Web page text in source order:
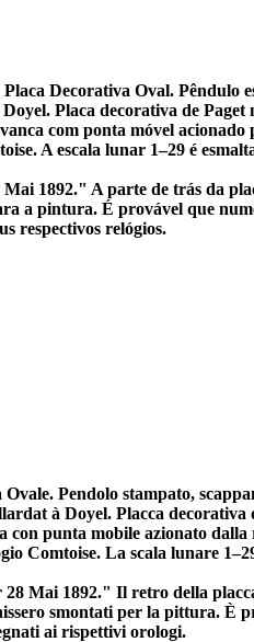
Decorativa Oval.
Placa decorativa de
com ponta móvel
A escala lunar 1–29 é
1892." A parte de trás da
a pintura. É provável que
respectivos relógios.
Pendolo stampato,
à Doyel. Placca
punta mobile azionato
Comtoise. La scala lunare
Mai 1892." Il retro della
smontati per la pittura.
ai rispettivi orologi.